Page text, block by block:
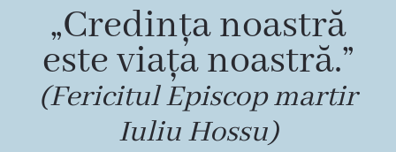
„Credința noastră
este viața noastră.”
(Fericitul Episcop martir
Iuliu Hossu)